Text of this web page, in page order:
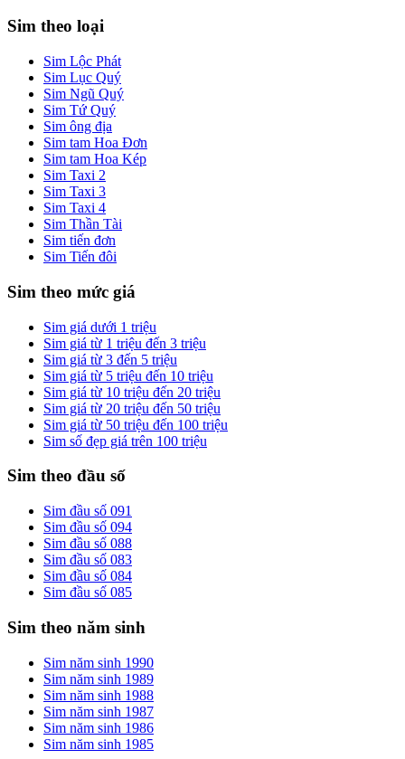
Sim theo loại
Sim Lộc Phát
Sim Lục Quý
Sim Ngũ Quý
Sim Tứ Quý
Sim ông địa
Sim tam Hoa Đơn
Sim tam Hoa Kép
Sim Taxi 2
Sim Taxi 3
Sim Taxi 4
Sim Thần Tài
Sim tiến đơn
Sim Tiến đôi
Sim theo mức giá
Sim giá dưới 1 triệu
Sim giá từ 1 triệu đến 3 triệu
Sim giá từ 3 đến 5 triệu
Sim giá từ 5 triệu đến 10 triệu
Sim giá từ 10 triệu đến 20 triệu
Sim giá từ 20 triệu đến 50 triệu
Sim giá từ 50 triệu đến 100 triệu
Sim số đẹp giá trên 100 triệu
Sim theo đầu số
Sim đầu số 091
Sim đầu số 094
Sim đầu số 088
Sim đầu số 083
Sim đầu số 084
Sim đầu số 085
Sim theo năm sinh
Sim năm sinh 1990
Sim năm sinh 1989
Sim năm sinh 1988
Sim năm sinh 1987
Sim năm sinh 1986
Sim năm sinh 1985